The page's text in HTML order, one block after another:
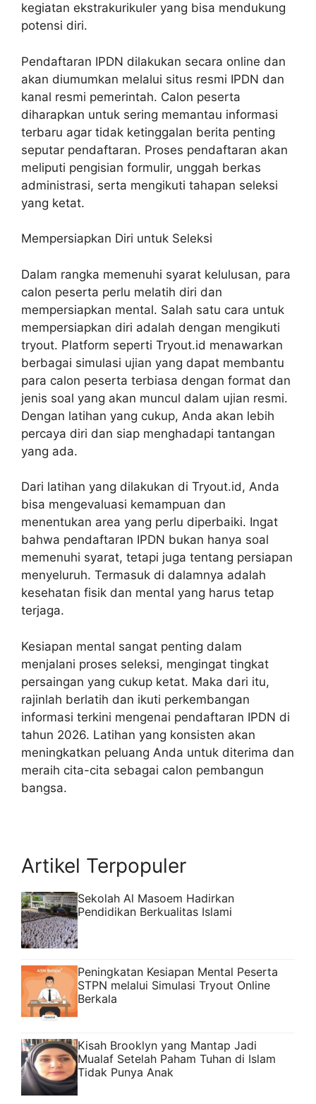
kegiatan ekstrakurikuler yang bisa mendukung
potensi diri.
Pendaftaran IPDN dilakukan secara online dan
akan diumumkan melalui situs resmi IPDN dan
kanal resmi pemerintah. Calon peserta
diharapkan untuk sering memantau informasi
terbaru agar tidak ketinggalan berita penting
seputar pendaftaran. Proses pendaftaran akan
meliputi pengisian formulir, unggah berkas
administrasi, serta mengikuti tahapan seleksi
yang ketat.
Mempersiapkan Diri untuk Seleksi
Dalam rangka memenuhi syarat kelulusan, para
calon peserta perlu melatih diri dan
mempersiapkan mental. Salah satu cara untuk
mempersiapkan diri adalah dengan mengikuti
tryout. Platform seperti Tryout.id menawarkan
berbagai simulasi ujian yang dapat membantu
para calon peserta terbiasa dengan format dan
jenis soal yang akan muncul dalam ujian resmi.
Dengan latihan yang cukup, Anda akan lebih
percaya diri dan siap menghadapi tantangan
yang ada.
Dari latihan yang dilakukan di Tryout.id, Anda
bisa mengevaluasi kemampuan dan
menentukan area yang perlu diperbaiki. Ingat
bahwa pendaftaran IPDN bukan hanya soal
memenuhi syarat, tetapi juga tentang persiapan
menyeluruh. Termasuk di dalamnya adalah
kesehatan fisik dan mental yang harus tetap
terjaga.
Kesiapan mental sangat penting dalam
menjalani proses seleksi, mengingat tingkat
persaingan yang cukup ketat. Maka dari itu,
rajinlah berlatih dan ikuti perkembangan
informasi terkini mengenai pendaftaran IPDN di
tahun 2026. Latihan yang konsisten akan
meningkatkan peluang Anda untuk diterima dan
meraih cita-cita sebagai calon pembangun
bangsa.
Artikel Terpopuler
Sekolah Al Masoem Hadirkan
Pendidikan Berkualitas Islami
Peningkatan Kesiapan Mental Peserta
STPN melalui Simulasi Tryout Online
Berkala
Kisah Brooklyn yang Mantap Jadi
Mualaf Setelah Paham Tuhan di Islam
Tidak Punya Anak